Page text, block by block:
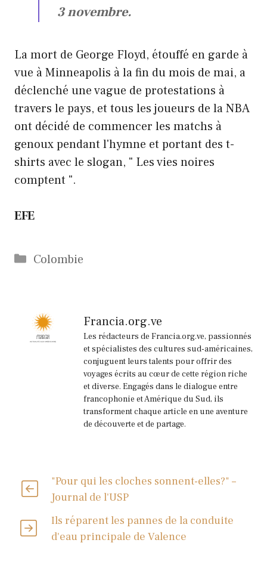
3 novembre.
La mort de George Floyd, étouffé en garde à
vue à Minneapolis à la fin du mois de mai, a
déclenché une vague de protestations à
travers le pays, et tous les joueurs de la NBA
ont décidé de commencer les matchs à
genoux pendant l'hymne et portant des t-
shirts avec le slogan, " Les vies noires
comptent ".
EFE
Catégories
Colombie
Francia.org.ve
Les rédacteurs de Francia.org.ve, passionnés
et spécialistes des cultures sud-américaines,
conjuguent leurs talents pour offrir des
voyages écrits au cœur de cette région riche
et diverse. Engagés dans le dialogue entre
francophonie et Amérique du Sud, ils
transforment chaque article en une aventure
de découverte et de partage.
"Pour qui les cloches sonnent-elles?" –
Journal de l'USP
Ils réparent les pannes de la conduite
d'eau principale de Valence